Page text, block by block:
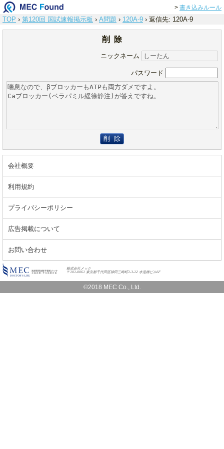
> 書き込みルール
TOP › 第120回 国試速報掲示板 › A問題 › 120A-9 › 返信先: 120A-9
削 除
ニックネーム
パスワード
削 除
会社概要
利用規約
プライバシーポリシー
広告掲載について
お問い合わせ
株式会社メック
〒101-0061 東京都千代田区神田三崎町1-3-12 水道橋ビル6F
©2018 MEC Co., Ltd.